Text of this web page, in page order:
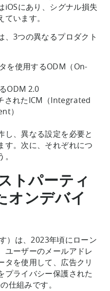
iOSにあり、シグナル損失
います。
、3つの異なるプロダクト
を使用するODM（On-
ODM 2.0
されたICM（Integrated
）
し、異なる設定を必要と
す。次に、それぞれにつ
トパーティ
オンデバイ
）は、2023年頃にローン
ユーザーのメールアドレ
タを使用して、広告クリ
プライバシー保護された
仕組みです。